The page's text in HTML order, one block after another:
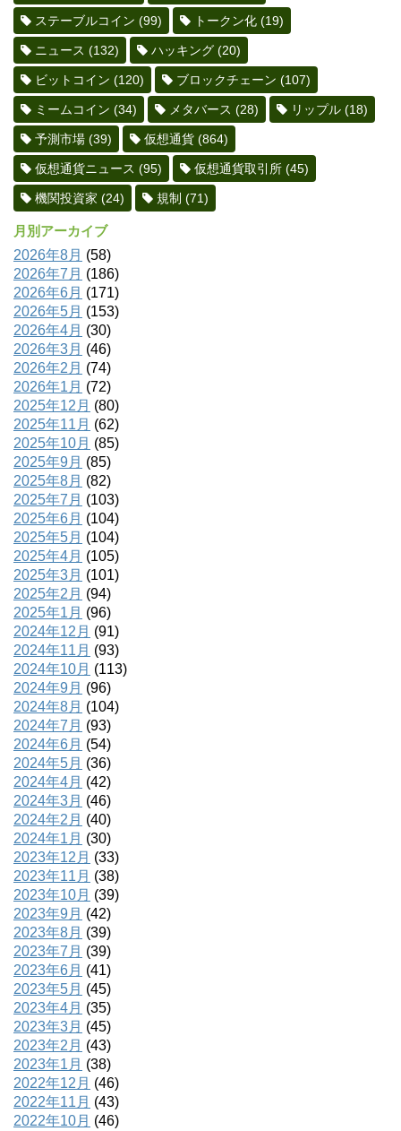
ステーブルコイン (99) トークン化 (19)
ニュース (132) ハッキング (20)
ビットコイン (120) ブロックチェーン (107)
ミームコイン (34) メタバース (28) リップル (18)
予測市場 (39) 仮想通貨 (864)
仮想通貨ニュース (95) 仮想通貨取引所 (45)
機関投資家 (24) 規制 (71)
月別アーカイブ
2026年8月 (58)
2026年7月 (186)
2026年6月 (171)
2026年5月 (153)
2026年4月 (30)
2026年3月 (46)
2026年2月 (74)
2026年1月 (72)
2025年12月 (80)
2025年11月 (62)
2025年10月 (85)
2025年9月 (85)
2025年8月 (82)
2025年7月 (103)
2025年6月 (104)
2025年5月 (104)
2025年4月 (105)
2025年3月 (101)
2025年2月 (94)
2025年1月 (96)
2024年12月 (91)
2024年11月 (93)
2024年10月 (113)
2024年9月 (96)
2024年8月 (104)
2024年7月 (93)
2024年6月 (54)
2024年5月 (36)
2024年4月 (42)
2024年3月 (46)
2024年2月 (40)
2024年1月 (30)
2023年12月 (33)
2023年11月 (38)
2023年10月 (39)
2023年9月 (42)
2023年8月 (39)
2023年7月 (39)
2023年6月 (41)
2023年5月 (45)
2023年4月 (35)
2023年3月 (45)
2023年2月 (43)
2023年1月 (38)
2022年12月 (46)
2022年11月 (43)
2022年10月 (46)